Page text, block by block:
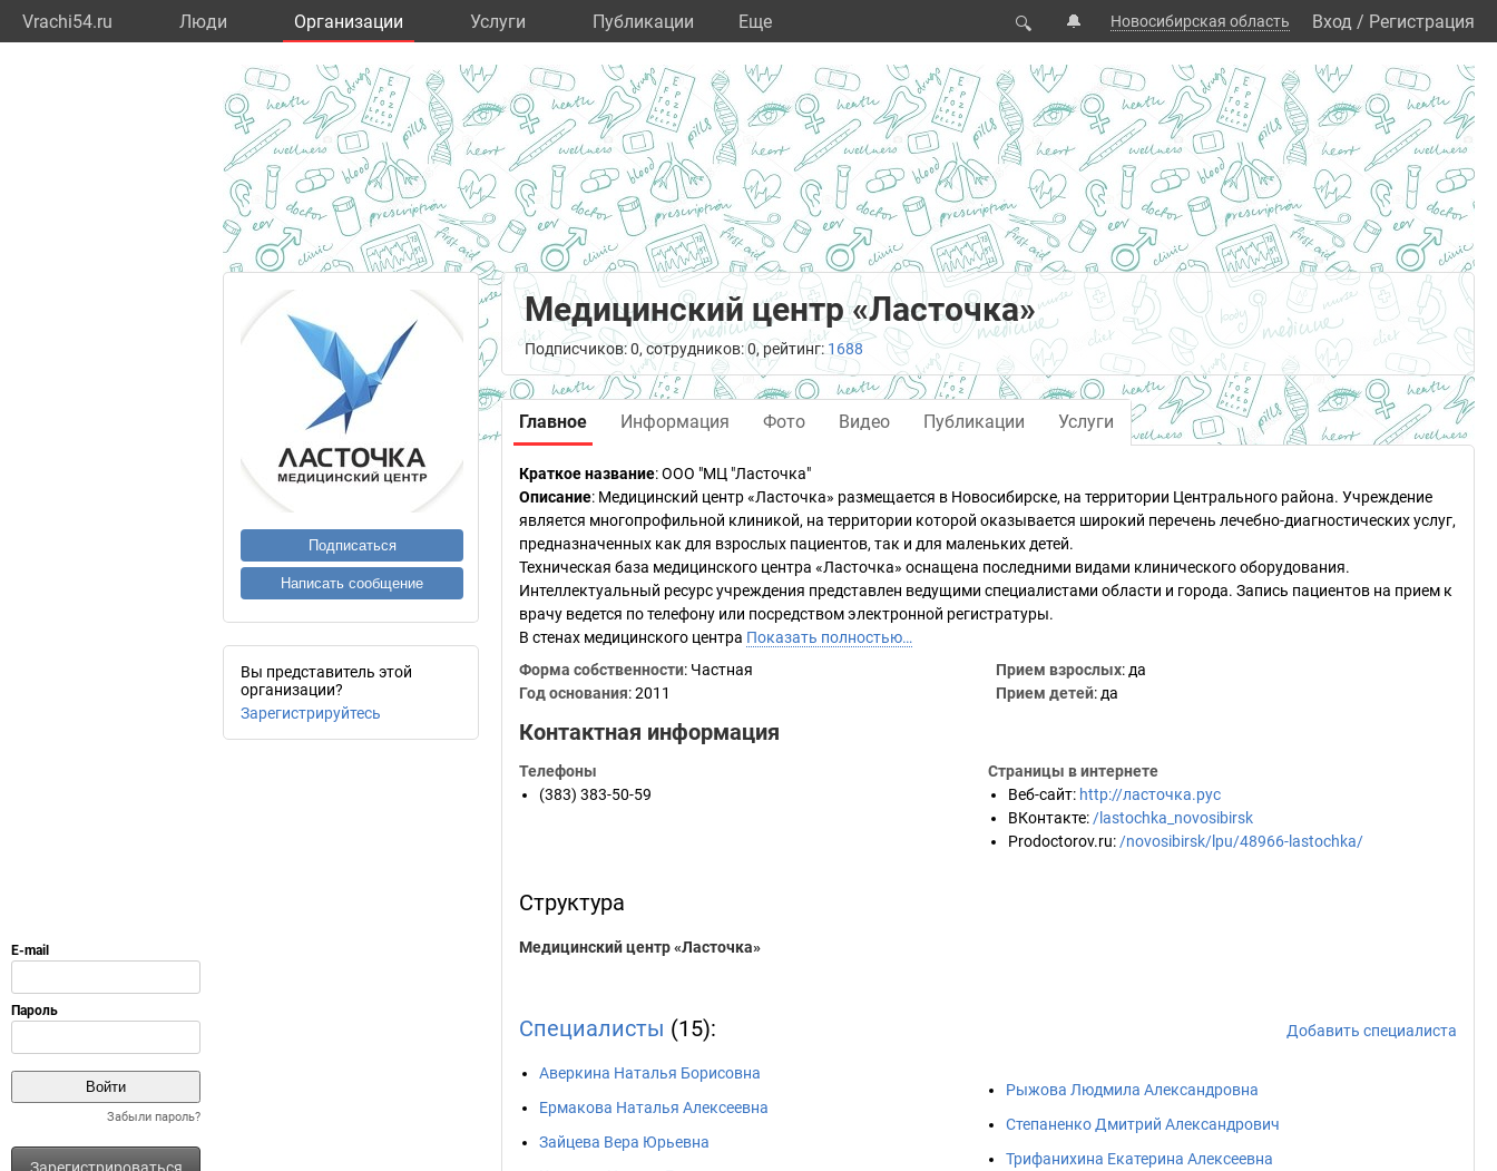
Vrachi54.ru Люди Организации Услуги Публикации Eще 🔍 🔔 Новосибирская область Вход / Регистрация
Забыли пароль?
Подписаться
Написать сообщение
Вы представитель этой
организации?
Зарегистрируйтесь
Медицинский центр «Ласточка»
Подписчиков: 0, сотрудников: 0, рейтинг: 1688
Главное Информация Фото Видео Публикации Услуги
Краткое название:ООО "МЦ "Ласточка"
Описание: Медицинский центр «Ласточка» размещается в Новосибирске, на территории Центрального района. Учреждение
является многопрофильной клиникой, на территории которой оказывается широкий перечень лечебно-диагностических услуг,
предназначенных как для взрослых пациентов, так и для маленьких детей.
Техническая база медицинского центра «Ласточка» оснащена последними видами клинического оборудования.
Интеллектуальный ресурс учреждения представлен ведущими специалистами области и города. Запись пациентов на прием к
врачу ведется по телефону или посредством электронной регистратуры.
В стенах медицинского центра Показать полностью…
Форма собственности: Частная
Год основания:2011
Прием взрослых: да
Прием детей: да
Контактная информация
Телефоны
(383) 383-50-59
Страницы в интернете
Веб-сайт: http://ласточка.рус
ВКонтакте: /lastochka_novosibirsk
Prodoctorov.ru: /novosibirsk/lpu/48966-lastochka/
Структура
Медицинский центр «Ласточка»
Специалисты (15): Добавить специалиста
Аверкина Наталья Борисовна
Ермакова Наталья Алексеевна
Зайцева Вера Юрьевна
Рыжова Людмила Александровна
Степаненко Дмитрий Александрович
Трифанихина Екатерина Алексеевна